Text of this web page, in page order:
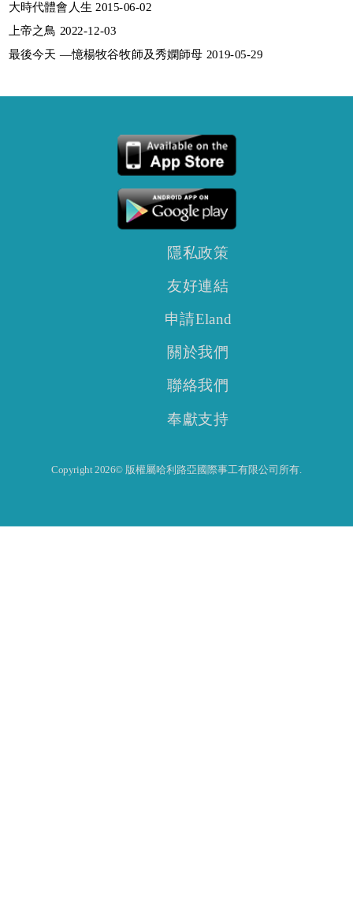
大時代體會人生 2015-06-02
上帝之鳥 2022-12-03
最後今天 —憶楊牧谷牧師及秀嫻師母 2019-05-29
隱私政策
友好連結
申請Eland
關於我們
聯絡我們
奉獻支持
Copyright 2026© 版權屬哈利路亞國際事工有限公司所有.